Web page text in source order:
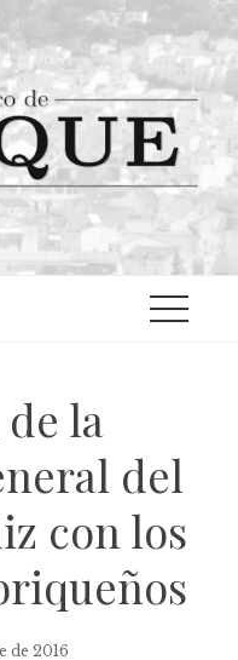
la
del
con los
de 2016